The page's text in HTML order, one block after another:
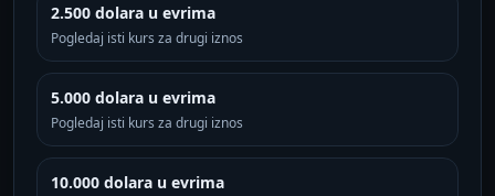
2.500 dolara u evrima
Pogledaj isti kurs za drugi iznos
5.000 dolara u evrima
Pogledaj isti kurs za drugi iznos
10.000 dolara u evrima